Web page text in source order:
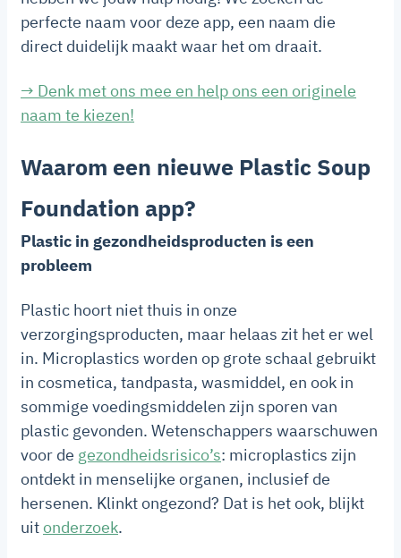
perfecte naam voor deze app, een naam die
direct duidelijk maakt waar het om draait.
→ Denk met ons mee en help ons een originele
naam te kiezen!
Waarom een nieuwe Plastic Soup
Foundation app?
Plastic in gezondheidsproducten is een
probleem
Plastic hoort niet thuis in onze
verzorgingsproducten, maar helaas zit het er wel
in. Microplastics worden op grote schaal gebruikt
in cosmetica, tandpasta, wasmiddel, en ook in
sommige voedingsmiddelen zijn sporen van
plastic gevonden. Wetenschappers waarschuwen
voor de gezondheidsrisico’s: microplastics zijn
ontdekt in menselijke organen, inclusief de
hersenen. Klinkt ongezond? Dat is het ook, blijkt
uitonderzoek.